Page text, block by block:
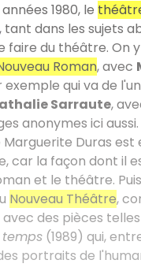
1980, le
, tant dans les sujets
faire du théâtre. On
Roman, avec
exemple qui va de
Sarraute,
anonymes ici
Marguerite Duras est
car la façon dont il
et le théâtre.
Nouveau Théâtre,
avec des pièces
(1989) qui,
portraits de